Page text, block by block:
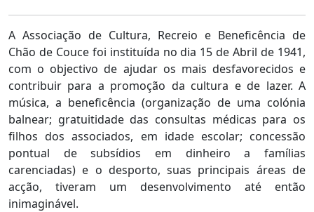
A Associação de Cultura, Recreio e Beneficência de
Chão de Couce foi instituída no dia 15 de Abril de 1941,
com o objectivo de ajudar os mais desfavorecidos e
contribuir para a promoção da cultura e de lazer. A
música, a beneficência (organização de uma colónia
balnear; gratuitidade das consultas médicas para os
filhos dos associados, em idade escolar; concessão
pontual de subsídios em dinheiro a famílias
carenciadas) e o desporto, suas principais áreas de
acção, tiveram um desenvolvimento até então
inimaginável.